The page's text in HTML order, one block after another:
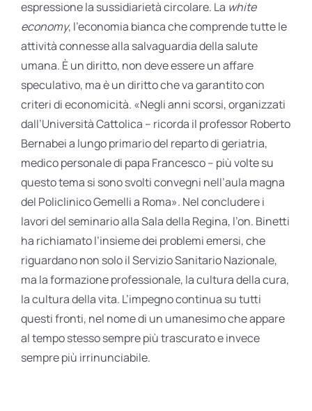
espressione la sussidiarietà circolare. La white
economy, l’economia bianca che comprende tutte le
attività connesse alla salvaguardia della salute
umana. È un diritto, non deve essere un affare
speculativo, ma è un diritto che va garantito con
criteri di economicità. «Negli anni scorsi, organizzati
dall’Università Cattolica – ricorda il professor Roberto
Bernabei a lungo primario del reparto di geriatria,
medico personale di papa Francesco – più volte su
questo tema si sono svolti convegni nell’aula magna
del Policlinico Gemelli a Roma». Nel concludere i
lavori del seminario alla Sala della Regina, l’on. Binetti
ha richiamato l’insieme dei problemi emersi, che
riguardano non solo il Servizio Sanitario Nazionale,
ma la formazione professionale, la cultura della cura,
la cultura della vita. L’impegno continua su tutti
questi fronti, nel nome di un umanesimo che appare
al tempo stesso sempre più trascurato e invece
sempre più irrinunciabile.